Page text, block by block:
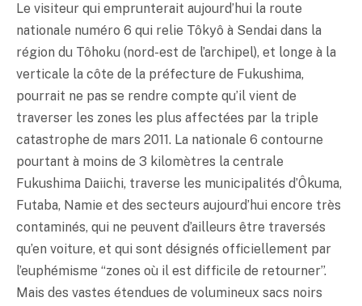
Le visiteur qui emprunterait aujourd’hui la route
nationale numéro 6 qui relie Tôkyô à Sendai dans la
région du Tôhoku (nord-est de l’archipel), et longe à la
verticale la côte de la préfecture de Fukushima,
pourrait ne pas se rendre compte qu’il vient de
traverser les zones les plus affectées par la triple
catastrophe de mars 2011. La nationale 6 contourne
pourtant à moins de 3 kilomètres la centrale
Fukushima Daiichi, traverse les municipalités d’Ôkuma,
Futaba, Namie et des secteurs aujourd’hui encore très
contaminés, qui ne peuvent d’ailleurs être traversés
qu’en voiture, et qui sont désignés officiellement par
l’euphémisme “zones où il est difficile de retourner’’.
Mais des vastes étendues de volumineux sacs noirs